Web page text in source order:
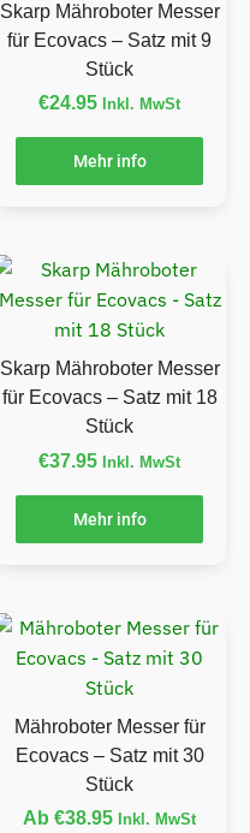
Skarp Mähroboter Messer
für Ecovacs – Satz mit 9
Stück
€24.95 Inkl. MwSt
Mehr info
Skarp Mähroboter Messer
für Ecovacs – Satz mit 18
Stück
€37.95 Inkl. MwSt
Mehr info
Mähroboter Messer für
Ecovacs – Satz mit 30
Stück
Ab €38.95 Inkl. MwSt